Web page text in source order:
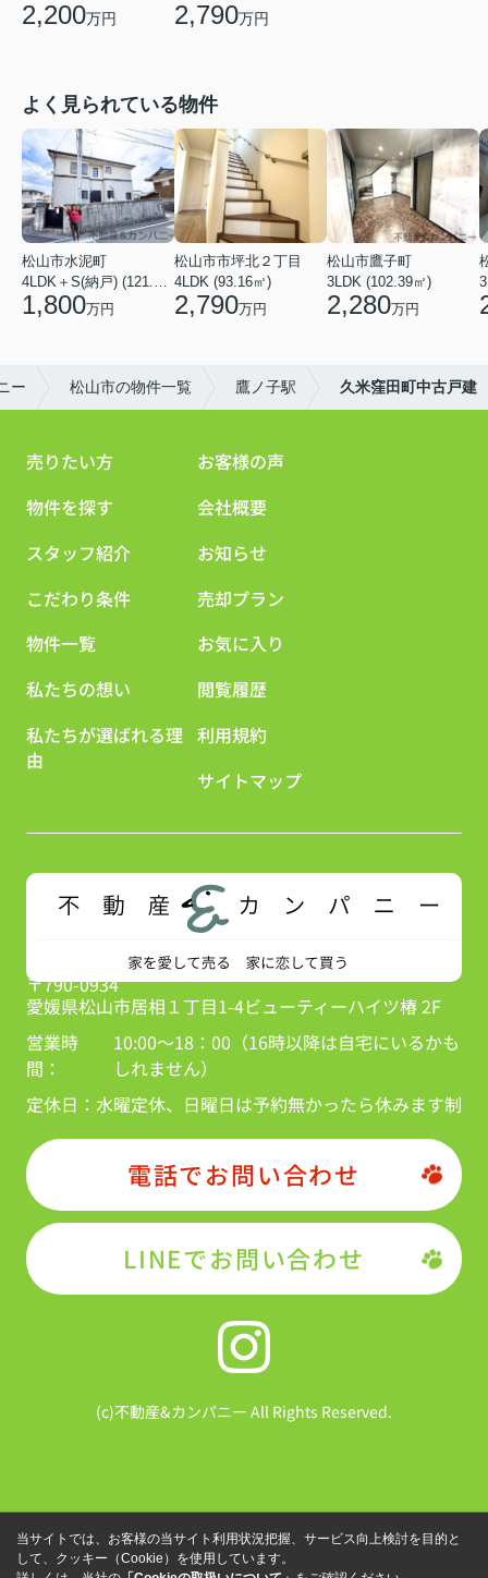
2,200万円 2,790万円
よく見られている物件
松山市水泥町
4LDK＋S(納戸) (121.00㎡)
1,800万円
松山市市坪北２丁目
4LDK (93.16㎡)
2,790万円
松山市鷹子町
3LDK (102.39㎡)
2,280万円
ー 松山市の物件一覧 鷹ノ子駅 久米窪田町中古戸建
売りたい方
物件を探す
スタッフ紹介
こだわり条件
物件一覧
私たちの想い
私たちが選ばれる理
由
お客様の声
会社概要
お知らせ
売却プラン
お気に入り
閲覧履歴
利用規約
サイトマップ
〒790-0934
愛媛県松山市居相１丁目1-4ビューティーハイツ椿 2F
営業時
間：
10:00～18：00（16時以降は自宅にいるかも
しれません）
定休日： 水曜定休、日曜日は予約無かったら休みます制
電話でお問い合わせ
LINEでお問い合わせ
(c)不動産&カンパニー All Rights Reserved.
当サイトでは、お客様の当サイト利用状況把握、サービス向上検討を目的と
して、クッキー（Cookie）を使用しています。